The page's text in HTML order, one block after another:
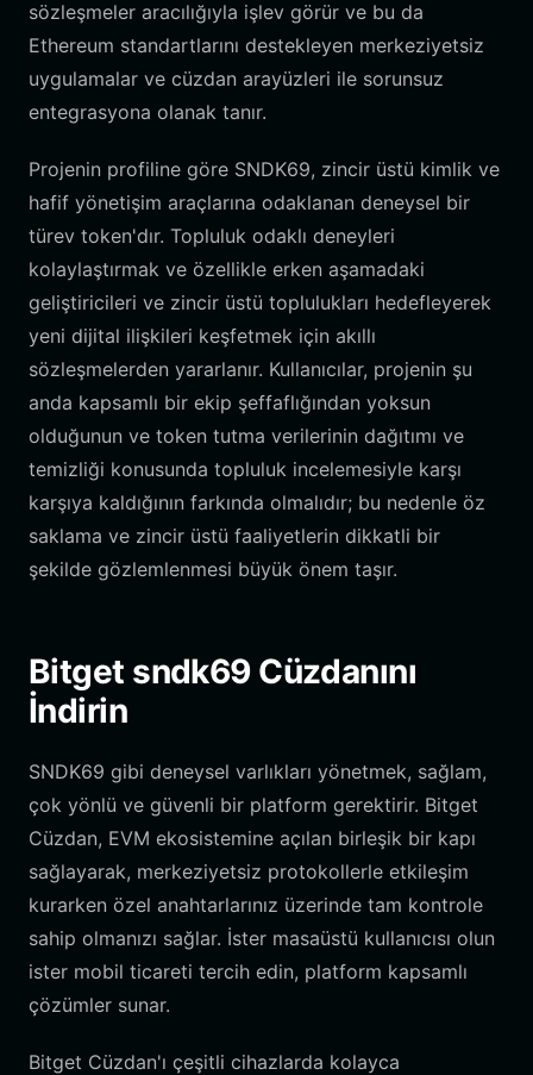
sözleşmeler aracılığıyla işlev görür ve bu da
Ethereum standartlarını destekleyen merkeziyetsiz
uygulamalar ve cüzdan arayüzleri ile sorunsuz
entegrasyona olanak tanır.
Projenin profiline göre SNDK69, zincir üstü kimlik ve
hafif yönetişim araçlarına odaklanan deneysel bir
türev token'dır. Topluluk odaklı deneyleri
kolaylaştırmak ve özellikle erken aşamadaki
geliştiricileri ve zincir üstü toplulukları hedefleyerek
yeni dijital ilişkileri keşfetmek için akıllı
sözleşmelerden yararlanır. Kullanıcılar, projenin şu
anda kapsamlı bir ekip şeffaflığından yoksun
olduğunun ve token tutma verilerinin dağıtımı ve
temizliği konusunda topluluk incelemesiyle karşı
karşıya kaldığının farkında olmalıdır; bu nedenle öz
saklama ve zincir üstü faaliyetlerin dikkatli bir
şekilde gözlemlenmesi büyük önem taşır.
Bitget sndk69 Cüzdanını
İndirin
SNDK69 gibi deneysel varlıkları yönetmek, sağlam,
çok yönlü ve güvenli bir platform gerektirir. Bitget
Cüzdan, EVM ekosistemine açılan birleşik bir kapı
sağlayarak, merkeziyetsiz protokollerle etkileşim
kurarken özel anahtarlarınız üzerinde tam kontrole
sahip olmanızı sağlar. İster masaüstü kullanıcısı olun
ister mobil ticareti tercih edin, platform kapsamlı
çözümler sunar.
Bitget Cüzdan'ı çeşitli cihazlarda kolayca